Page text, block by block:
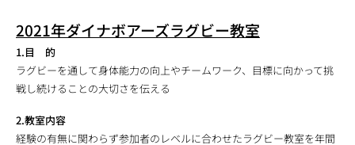
2021年ダイナボアーズラグビー教室
1.目 的
ラグビーを通して身体能力の向上やチームワーク、目標に向かって挑
戦し続けることの大切さを伝える
2.教室内容
経験の有無に関わらず参加者のレベルに合わせたラグビー教室を年間